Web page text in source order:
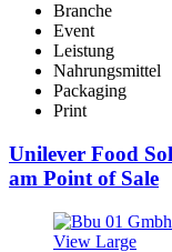
Branche
Event
Leistung
Nahrungsmittel
Packaging
Print
Unilever Food
am Point of Sale
View Large